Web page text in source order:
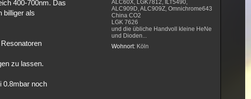
ALC60X, LGK7812, ILT5490,
ALC909D, ALC909Z, Omnichrome643
China CO2
LGK 7626
und die übliche Handvoll kleine HeNe
und Dioden...
Wohnort: Köln
400-700nm. Das
billiger als
zu lassen.
0.8mbar noch